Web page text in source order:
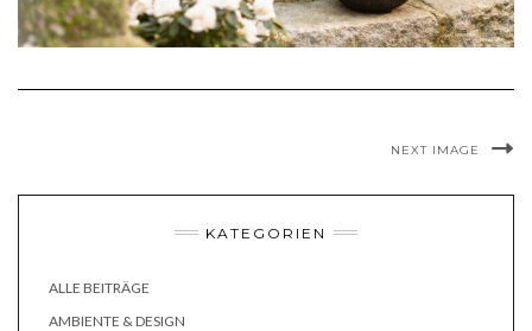
NEXT IMAGE
KATEGORIEN
ALLE BEITRÄGE
AMBIENTE & DESIGN